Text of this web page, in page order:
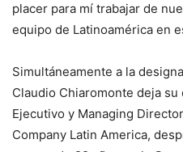
placer para mí trabajar de
equipo de Latinoamérica en
Simultáneamente a la
Claudio Chiaromonte deja
Ejecutivo y Managing
Company Latin America,